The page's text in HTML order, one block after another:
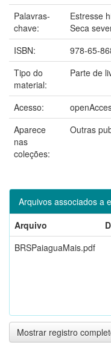
Palavras-
chave:
Estresse
Seca
ISBN:
978-65-
Tipo do
material:
Parte de
Acesso:
Aparece
nas
coleções:
Outras
Arquivos associados a
Arquivo
BRSPaiaguaMais.pdf
Mostrar registro